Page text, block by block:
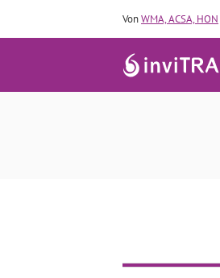
VonWMA, ACSA, HON